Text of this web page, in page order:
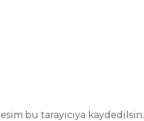
bu tarayıcıya kaydedilsin.